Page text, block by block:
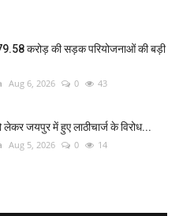
करोड़ की सड़क परियोजनाओं की बड़ी
Aug 6, 2026 0 43
जयपुर में हुए लाठीचार्ज के विरोध...
Aug 5, 2026 0 14